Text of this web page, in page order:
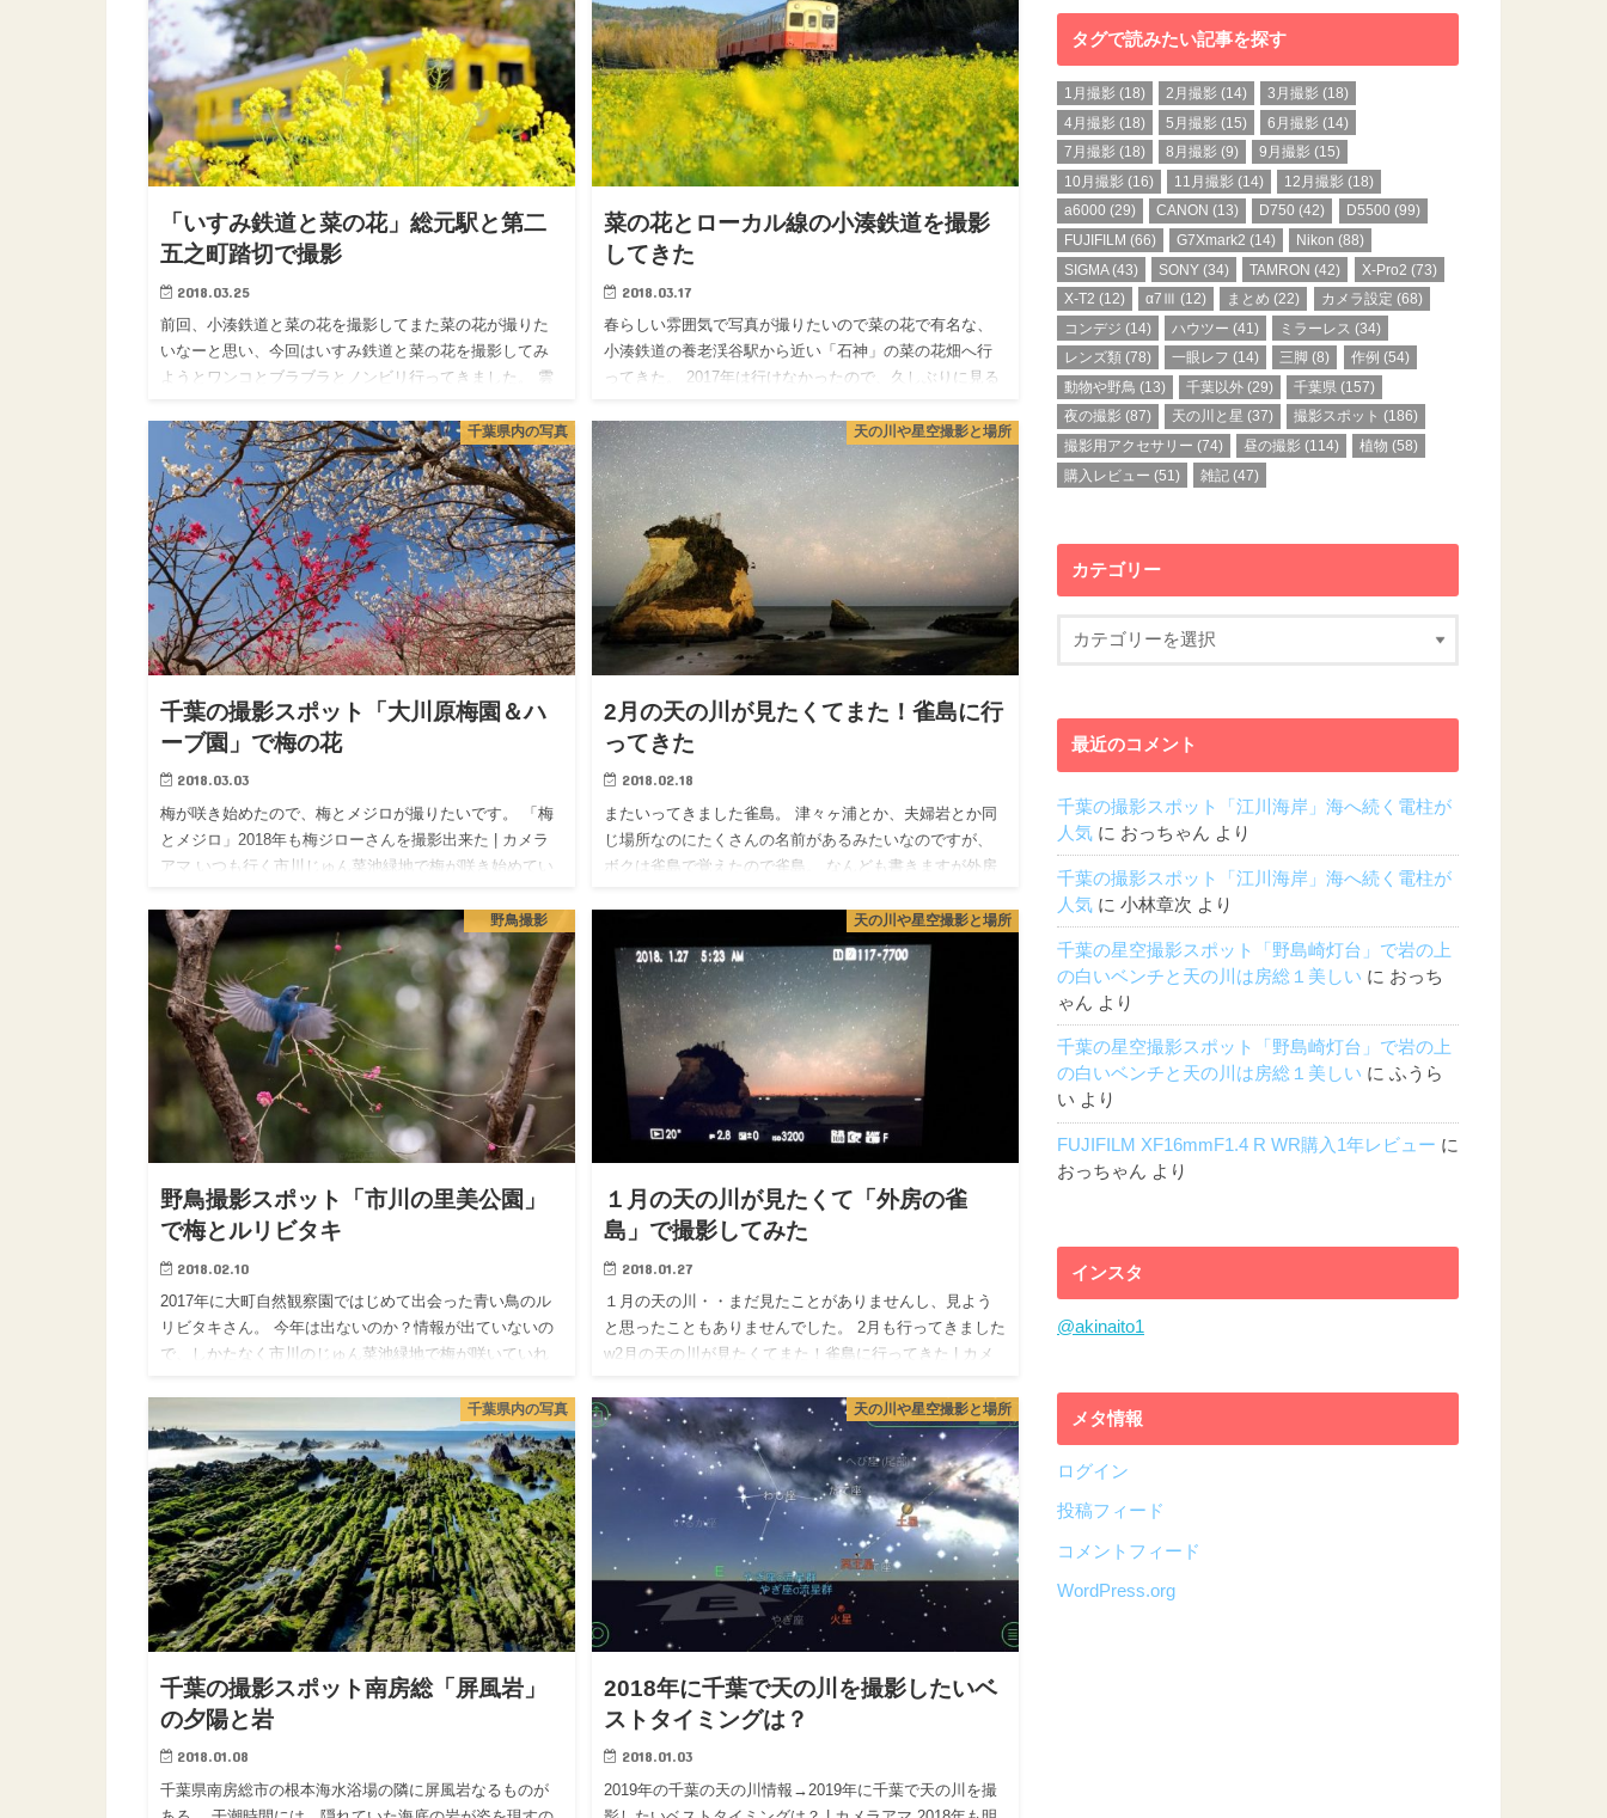
「いすみ鉄道と菜の花」総元駅と第二
五之町踏切で撮影
2018.03.25
前回、小湊鉄道と菜の花を撮影してまた菜の花が撮りた
いなーと思い、今回はいすみ鉄道と菜の花を撮影してみ
ようとワンコとブラブラとノンビリ行ってきました。 雲
陽気。 ワンコも連…
菜の花とローカル線の小湊鉄道を撮影
してきた
2018.03.17
春らしい雰囲気で写真が撮りたいので菜の花で有名な、
小湊鉄道の養老渓谷駅から近い「石神」の菜の花畑へ行
ってきた。 2017年は行けなかったので、久しぶりに見る
前からお邪魔…
千葉県内の写真
千葉の撮影スポット「大川原梅園＆ハ
ーブ園」で梅の花
2018.03.03
梅が咲き始めたので、梅とメジロが撮りたいです。 「梅
とメジロ」2018年も梅ジローさんを撮影出来た | カメラ
アマ いつも行く市川じゅん菜池緑地で梅が咲き始めてい
「梅の花…
天の川や星空撮影と場所
2月の天の川が見たくてまた！雀島に行
ってきた
2018.02.18
またいってきました雀島。 津々ヶ浦とか、夫婦岩とか同
じ場所なのにたくさんの名前があるみたいなのですが、
ボクは雀島で覚えたので雀島。 なんども書きますが外房
野鳥撮影
野鳥撮影スポット「市川の里美公園」
で梅とルリビタキ
2018.02.10
2017年に大町自然観察園ではじめて出会った青い鳥のル
リビタキさん。 今年は出ないのか？情報が出ていないの
で、しかたなく市川のじゅん菜池緑地で梅が咲いていれ
天の川や星空撮影と場所
１月の天の川が見たくて「外房の雀
島」で撮影してみた
2018.01.27
１月の天の川・・まだ見たことがありませんし、見よう
と思ったこともありませんでした。 2月も行ってきました
w2月の天の川が見たくてまた！雀島に行ってきた | カメ
雀島へ…
千葉県内の写真
千葉の撮影スポット南房総「屏風岩」
の夕陽と岩
2018.01.08
千葉県南房総市の根本海水浴場の隣に屏風岩なるものが
天の川や星空撮影と場所
2018年に千葉で天の川を撮影したいベ
ストタイミングは？
2018.01.03
2019年の千葉の天の川情報→2019年に千葉で天の川を撮
タグで読みたい記事を探す
1月撮影 (18) 2月撮影 (14) 3月撮影 (18)
4月撮影 (18) 5月撮影 (15) 6月撮影 (14)
7月撮影 (18) 8月撮影 (9) 9月撮影 (15)
10月撮影 (16) 11月撮影 (14) 12月撮影 (18)
a6000 (29) CANON (13) D750 (42) D5500 (99)
FUJIFILM (66) G7Xmark2 (14) Nikon (88)
SIGMA(43) SONY (34) TAMRON (42) X-Pro2 (73)
X-T2 (12) α7Ⅲ (12) まとめ (22) カメラ設定 (68)
コンデジ (14) ハウツー (41) ミラーレス (34)
レンズ類 (78) 一眼レフ (14) 三脚 (8) 作例 (54)
動物や野鳥 (13) 千葉以外 (29) 千葉県 (157)
夜の撮影 (87) 天の川と星 (37) 撮影スポット (186)
撮影用アクセサリー (74) 昼の撮影 (114) 植物 (58)
購入レビュー (51) 雑記 (47)
カテゴリー
最近のコメント
千葉の撮影スポット「江川海岸」海へ続く電柱が
人気 に おっちゃん より
千葉の撮影スポット「江川海岸」海へ続く電柱が
人気 に 小林章次 より
千葉の星空撮影スポット「野島崎灯台」で岩の上
の白いベンチと天の川は房総１美しい に おっち
ゃん より
千葉の星空撮影スポット「野島崎灯台」で岩の上
の白いベンチと天の川は房総１美しい に ふうら
い より
FUJIFILM XF16mmF1.4 R WR購入1年レビュー に
おっちゃん より
インスタ
@akinaito1
メタ情報
ログイン
投稿フィード
コメントフィード
WordPress.org